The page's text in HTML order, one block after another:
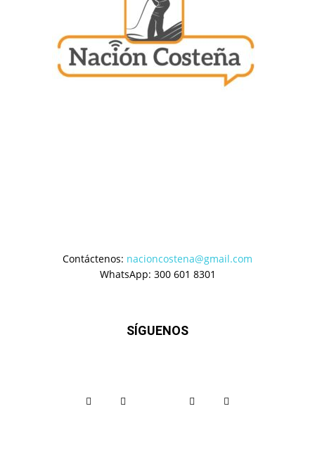
Contáctenos: nacioncostena@gmail.com
WhatsApp: 300 601 8301
SÍGUENOS